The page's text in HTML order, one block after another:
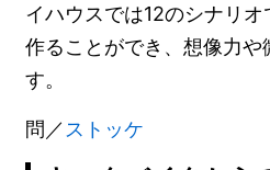
イハウスでは12のシナリ
作ることができ、想像力や
す。
問／ ストッケ